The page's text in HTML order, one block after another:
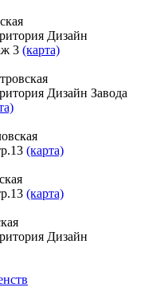
Дизайн
3 (карта)
Дизайн Завода
(карта)
(карта)
Дизайн